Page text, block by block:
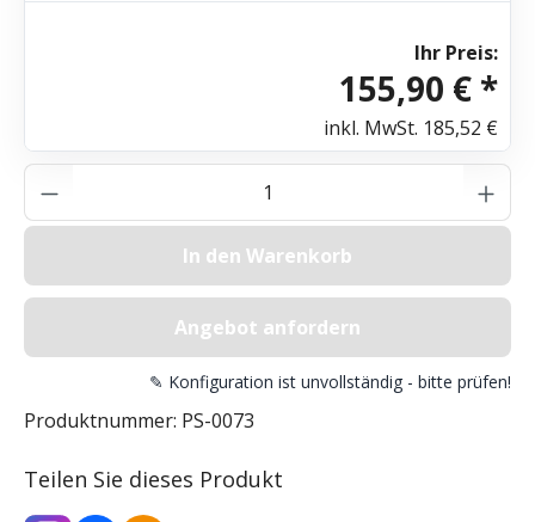
Ihr Preis:
155,90 € *
inkl. MwSt. 185,52 €
Produkt Anzahl: Gib den gewünschten
In den Warenkorb
Angebot anfordern
✎ Konfiguration ist unvollständig - bitte prüfen!
Produktnummer: PS-0073
Teilen Sie dieses Produkt